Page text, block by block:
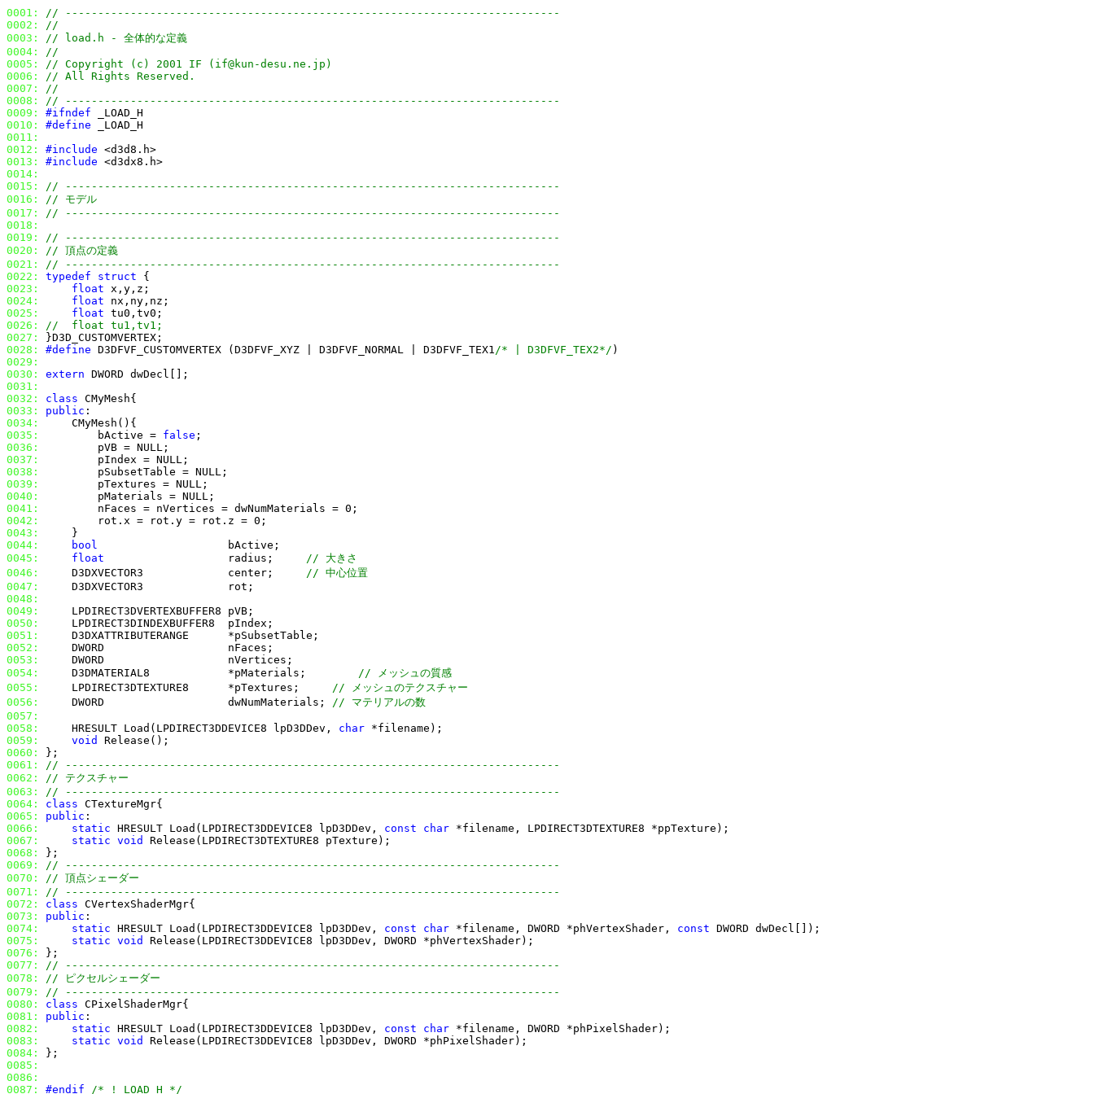
0001:
// ----------------------------------------------------------------------------
0002:
//
0003:
// load.h - 全体的な定義
0004:
//
0005:
// Copyright (c) 2001 IF (if@kun-desu.ne.jp)
0006:
// All Rights Reserved.
0007:
//
0008:
// ----------------------------------------------------------------------------
0009:
#ifndef
0010:
#define
0011:
0012:
#include
0013:
#include
0014:
0015:
// ----------------------------------------------------------------------------
0016:
// モデル
0017:
// ----------------------------------------------------------------------------
0018:
0019:
// ----------------------------------------------------------------------------
0020:
// 頂点の定義
0021:
// ----------------------------------------------------------------------------
0022:
typedef struct
0023:
float
0024:
float
0025:
float
0026:
//  float tu1,tv1;
0027:
0028:
#define D3DFVF_CUSTOMVERTEX (D3DFVF_XYZ | D3DFVF_NORMAL | D3DFVF_TEX1/* | D3DFVF_TEX2*/
0029:
0030:
extern
0031:
0032:
class
0033:
public
0034:
0035:
         bActive =
false
0036:
0037:
0038:
0039:
0040:
0041:
0042:
0043:
0044:
bool
0045:
float
                   radius;
// 大きさ
0046:
     D3DXVECTOR3             center;
// 中心位置
0047:
0048:
0049:
0050:
0051:
0052:
0053:
0054:
     D3DMATERIAL8            *pMaterials;
// メッシュの質感
0055:
     LPDIRECT3DTEXTURE8      *pTextures;
// メッシュのテクスチャー
0056:
     DWORD                   dwNumMaterials;
// マテリアルの数
0057:
0058:
     HRESULT Load(LPDIRECT3DDEVICE8 lpD3DDev,
char
0059:
void
0060:
0061:
// ----------------------------------------------------------------------------
0062:
// テクスチャー
0063:
// ----------------------------------------------------------------------------
0064:
class
0065:
public
0066:
static HRESULT Load(LPDIRECT3DDEVICE8 lpD3DDev, const char
0067:
static void
0068:
0069:
// ----------------------------------------------------------------------------
0070:
// 頂点シェーダー
0071:
// ----------------------------------------------------------------------------
0072:
class
0073:
public
0074:
static HRESULT Load(LPDIRECT3DDEVICE8 lpD3DDev, const char *filename, DWORD *phVertexShader, const
0075:
static void
0076:
0077:
// ----------------------------------------------------------------------------
0078:
// ピクセルシェーダー
0079:
// ----------------------------------------------------------------------------
0080:
class
0081:
public
0082:
static HRESULT Load(LPDIRECT3DDEVICE8 lpD3DDev, const char
0083:
static void
0084:
0085:
0086:
0087:
#endif /* !_LOAD_H */